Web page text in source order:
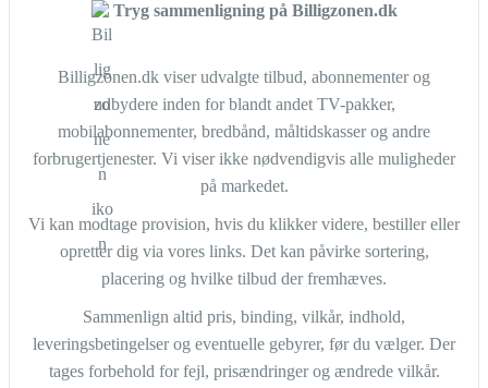
Tryg sammenligning på Billigzonen.dk
Billigzonen.dk viser udvalgte tilbud, abonnementer og
udbydere inden for blandt andet TV-pakker,
mobilabonnementer, bredbånd, måltidskasser og andre
forbrugertjenester. Vi viser ikke nødvendigvis alle muligheder
på markedet.
Vi kan modtage provision, hvis du klikker videre, bestiller eller
opretter dig via vores links. Det kan påvirke sortering,
placering og hvilke tilbud der fremhæves.
Sammenlign altid pris, binding, vilkår, indhold,
leveringsbetingelser og eventuelle gebyrer, før du vælger. Der
tages forbehold for fejl, prisændringer og ændrede vilkår.